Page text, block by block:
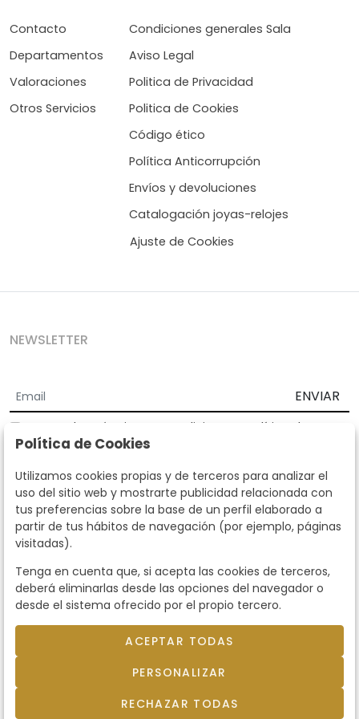
Contacto
Departamentos
Valoraciones
Otros Servicios
Condiciones generales Sala
Aviso Legal
Politica de Privacidad
Politica de Cookies
Código ético
Política Anticorrupción
Envíos y devoluciones
Catalogación joyas-relojes
Ajuste de Cookies
NEWSLETTER
ENVIAR
Acepto los Términos y Condiciones
Política de
privacidad
Según la LOPD y disposiciones de desarrollo, informamos que sus
datos personales serán tratados por parte de Subastas Segre con la
finalidad de gestionar la relación comercial. Puede ejercitar los
derechos de acceso, rectificación, cancelación, oposición y demás
derechos en los términos establecidos en la normativa vigente
dirigiéndote a nosotros. Asimismo, nos puede solicitar el envío de
llamando al teléfono 915159584 o enviando un e-mail a
info@subastassegre.es
Este sitio está protegido por reCAPTCHA y se aplican la
Términos de servicio de Google.
© 2026
Desarrollado por Labelgrup Networks.
Política de Cookies
Utilizamos cookies propias y de terceros para analizar el
uso del sitio web y mostrarte publicidad relacionada con
tus preferencias sobre la base de un perfil elaborado a
partir de tus hábitos de navegación (por ejemplo, páginas
visitadas).
Tenga en cuenta que, si acepta las cookies de terceros,
deberá eliminarlas desde las opciones del navegador o
desde el sistema ofrecido por el propio tercero.
ACEPTAR TODAS
PERSONALIZAR
RECHAZAR TODAS